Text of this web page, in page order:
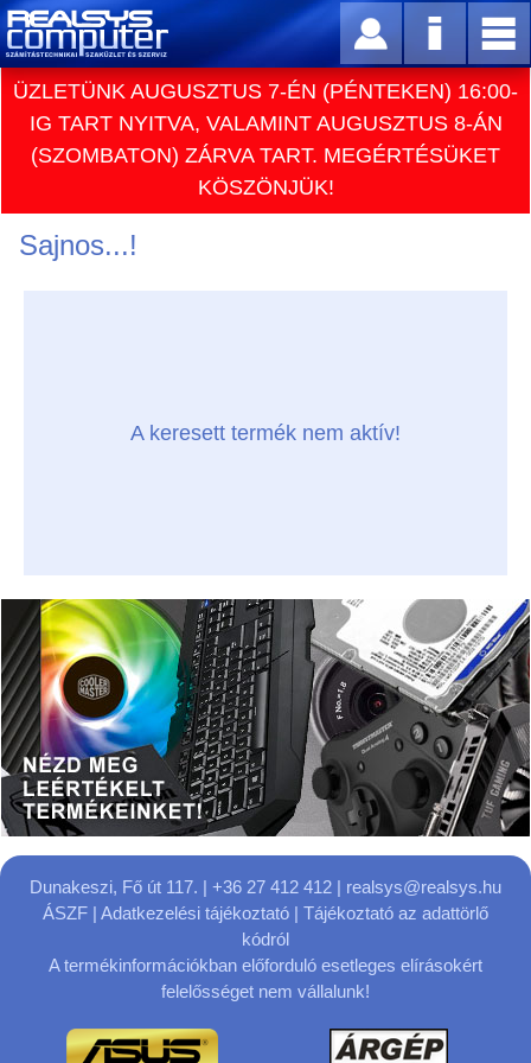
ÜZLETÜNK AUGUSZTUS 7-ÉN (PÉNTEKEN) 16:00-
IG TART NYITVA, VALAMINT AUGUSZTUS 8-ÁN
(SZOMBATON) ZÁRVA TART. MEGÉRTÉSÜKET
KÖSZÖNJÜK!
Sajnos...!
A keresett termék nem aktív!
Dunakeszi, Fő út 117. | +36 27 412 412 | realsys@realsys.hu
ÁSZF | Adatkezelési tájékoztató | Tájékoztató az adattörlő
kódról
A termékinformációkban előforduló esetleges elírásokért
felelősséget nem vállalunk!